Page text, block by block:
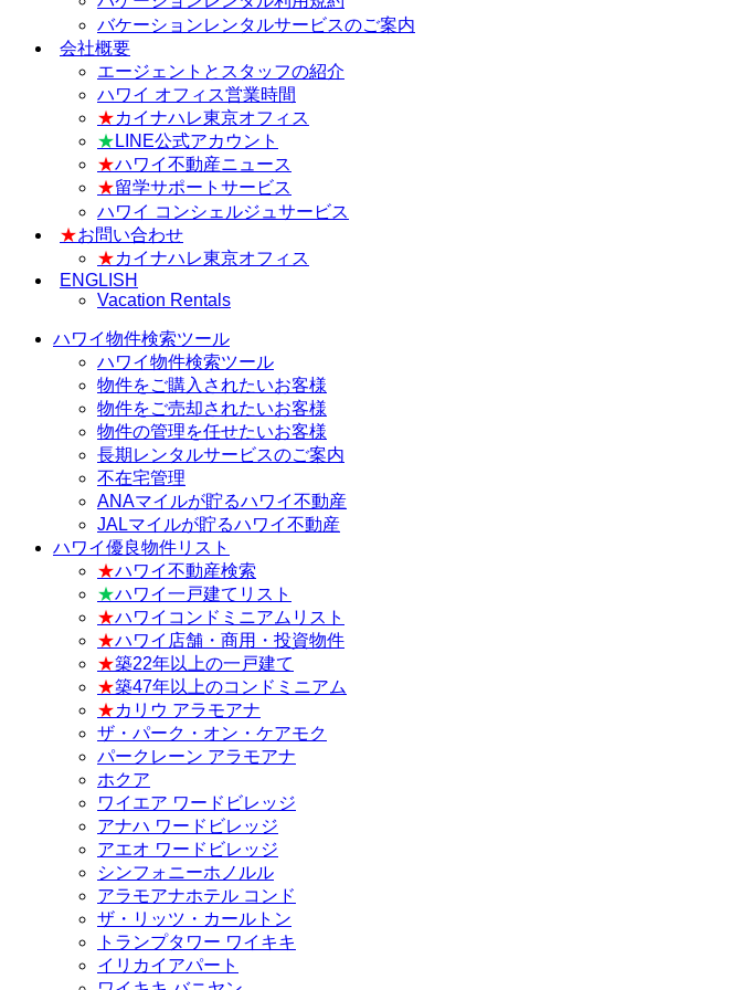
バケーションレンタルサービスのご案内
会社概要
エージェントとスタッフの紹介
ハワイ オフィス営業時間
★カイナハレ東京オフィス
★ LINE公式アカウント
★ハワイ不動産ニュース
★留学サポートサービス
ハワイ コンシェルジュサービス
★お問い合わせ
★カイナハレ東京オフィス
ENGLISH
Vacation Rentals
ハワイ物件検索ツール
ハワイ物件検索ツール
物件をご購入されたいお客様
物件をご売却されたいお客様
物件の管理を任せたいお客様
長期レンタルサービスのご案内
不在宅管理
ANAマイルが貯るハワイ不動産
JALマイルが貯るハワイ不動産
ハワイ優良物件リスト
★ハワイ不動産検索
★ハワイ一戸建てリスト
★ハワイコンドミニアムリスト
★ハワイ店舗・商用・投資物件
★築22年以上の一戸建て
★築47年以上のコンドミニアム
★カリウ アラモアナ
ザ・パーク・オン・ケアモク
パークレーン アラモアナ
ホクア
ワイエア ワードビレッジ
アナハ ワードビレッジ
アエオ ワードビレッジ
シンフォニーホノルル
アラモアナホテル コンド
ザ・リッツ・カールトン
トランプタワー ワイキキ
イリカイアパート